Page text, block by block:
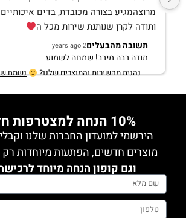
ותודה לקרן שנותנת שירות מכל ה
תשובה מהבעלים2 years ago
תודה רבה מירב! שמחה לשמוע
נהנית מהשירות והמוצרים שלנו? נשמח
10% הנחה למצטרפות חדשות!
הירשמי למועדון החברות שלנו
מוצרים חדשים, הפתעות מיוחדות
וגם קופון הנחה מיוחד